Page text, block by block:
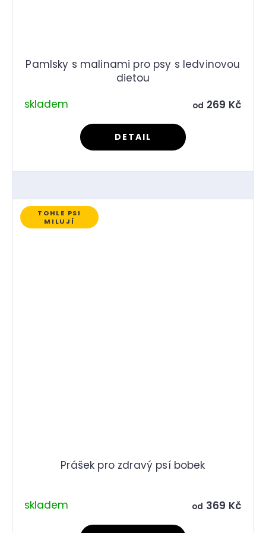
Pamlsky s malinami pro psy s ledvinovou
dietou
skladem
od 269 Kč
DETAIL
TOHLE PSI
MILUJÍ
Prášek pro zdravý psí bobek
skladem od 369 Kč